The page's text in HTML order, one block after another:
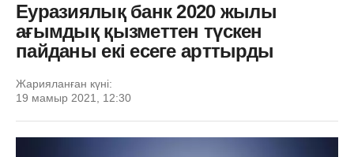
Еуразиялық банк 2020 жылы
ағымдық қызметтен түскен
пайданы екі есеге арттырды
Жарияланған күні:
19 мамыр 2021, 12:30